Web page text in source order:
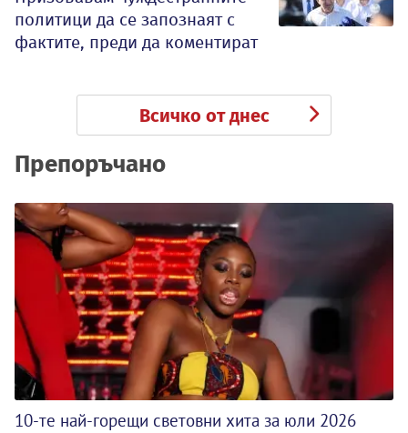
политици да се запознаят с
фактите, преди да коментират
Всичко от днес
Препоръчано
10-те най-горещи световни хита за юли 2026